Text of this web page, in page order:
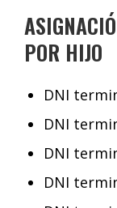
POR HIJO
DNI
DNI
DNI
DNI